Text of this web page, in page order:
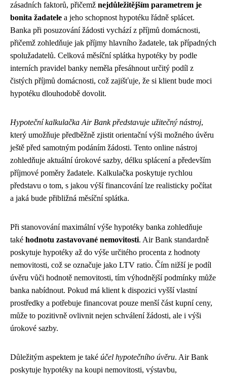
zásadních faktorů, přičemž nejdůležitějším parametrem je
bonita žadatele a jeho schopnost hypotéku řádně splácet.
Banka při posuzování žádosti vychází z příjmů domácnosti,
přičemž zohledňuje jak příjmy hlavního žadatele, tak případných
spolužadatelů. Celková měsíční splátka hypotéky by podle
interních pravidel banky neměla přesáhnout určitý podíl z
čistých příjmů domácnosti, což zajišťuje, že si klient bude moci
hypotéku dlouhodobě dovolit.
Hypoteční kalkulačka Air Bank představuje užitečný nástroj,
který umožňuje předběžně zjistit orientační výši možného úvěru
ještě před samotným podáním žádosti. Tento online nástroj
zohledňuje aktuální úrokové sazby, délku splácení a především
příjmové poměry žadatele. Kalkulačka poskytuje rychlou
představu o tom, s jakou výší financování lze realisticky počítat
a jaká bude přibližná měsíční splátka.
Při stanovování maximální výše hypotéky banka zohledňuje
také hodnotu zastavované nemovitosti. Air Bank standardně
poskytuje hypotéky až do výše určitého procenta z hodnoty
nemovitosti, což se označuje jako LTV ratio. Čím nižší je podíl
úvěru vůči hodnotě nemovitosti, tím výhodnější podmínky může
banka nabídnout. Pokud má klient k dispozici vyšší vlastní
prostředky a potřebuje financovat pouze menší část kupní ceny,
může to pozitivně ovlivnit nejen schválení žádosti, ale i výši
úrokové sazby.
Důležitým aspektem je také účel hypotečního úvěru. Air Bank
poskytuje hypotéky na koupi nemovitosti, výstavbu,